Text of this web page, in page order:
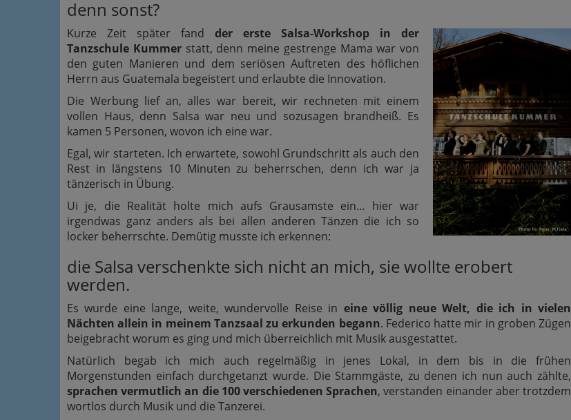
denn sonst?
Kurze Zeit später fand der erste Salsa-Workshop in der
Tanzschule Kummerstatt, denn meine gestrenge Mama war von
den guten Manieren und dem seriösen Auftreten des höflichen
Herrn aus Guatemala begeistert und erlaubte die Innovation.
Die Werbung lief an, alles war bereit, wir rechneten mit einem
vollen Haus, denn Salsa war neu und sozusagen brandheiß. Es
kamen 5 Personen, wovon ich eine war.
Egal, wir starteten. Ich erwartete, sowohl Grundschritt als auch den
Rest in längstens 10 Minuten zu beherrschen, denn ich war ja
tänzerisch in Übung.
Ui je, die Realität holte mich aufs Grausamste ein... hier war
irgendwas ganz anders als bei allen anderen Tänzen die ich so
locker beherrschte. Demütig musste ich erkennen:
die Salsa verschenkte sich nicht an mich, sie wollte erobert
werden.
Es wurde eine lange, weite, wundervolle Reise in eine völlig neue Welt, die ich in vielen
Nächten allein in meinem Tanzsaal zu erkunden begann. Federico hatte mir in groben Zügen
beigebracht worum es ging und mich überreichlich mit Musik ausgestattet.
Natürlich begab ich mich auch regelmäßig in jenes Lokal, in dem bis in die frühen
Morgenstunden einfach durchgetanzt wurde. Die Stammgäste, zu denen ich nun auch zählte,
sprachen vermutlich an die 100 verschiedenen Sprachen, verstanden einander aber trotzdem
wortlos durch Musik und die Tanzerei.